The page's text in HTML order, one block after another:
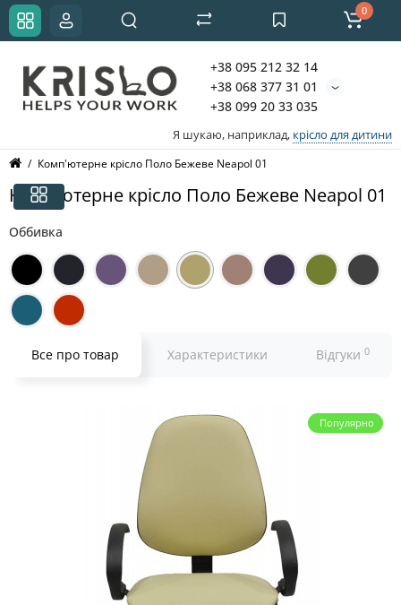
+38 095 212 32 14
+38 068 377 31 01
+38 099 20 33 035
Я шукаю, наприклад, крісло для дитини
0
Комп'ютерне крісло Поло Бежеве Neapol 01
Комп'ютерне крісло Поло Бежеве Neapol 01
Оббивка
Все про товар Характеристики Відгуки 0
Популярно